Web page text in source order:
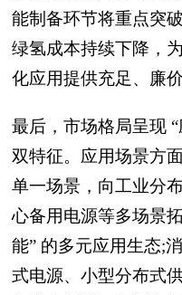
能制备环节将重点突
绿氢成本持续下降，
化应用提供充足、廉
最后，市场格局呈现
双特征。应用场景方
单一场景，向工业分
心备用电源等多场景
能” 的多元应用生态;
式电源、小型分布式